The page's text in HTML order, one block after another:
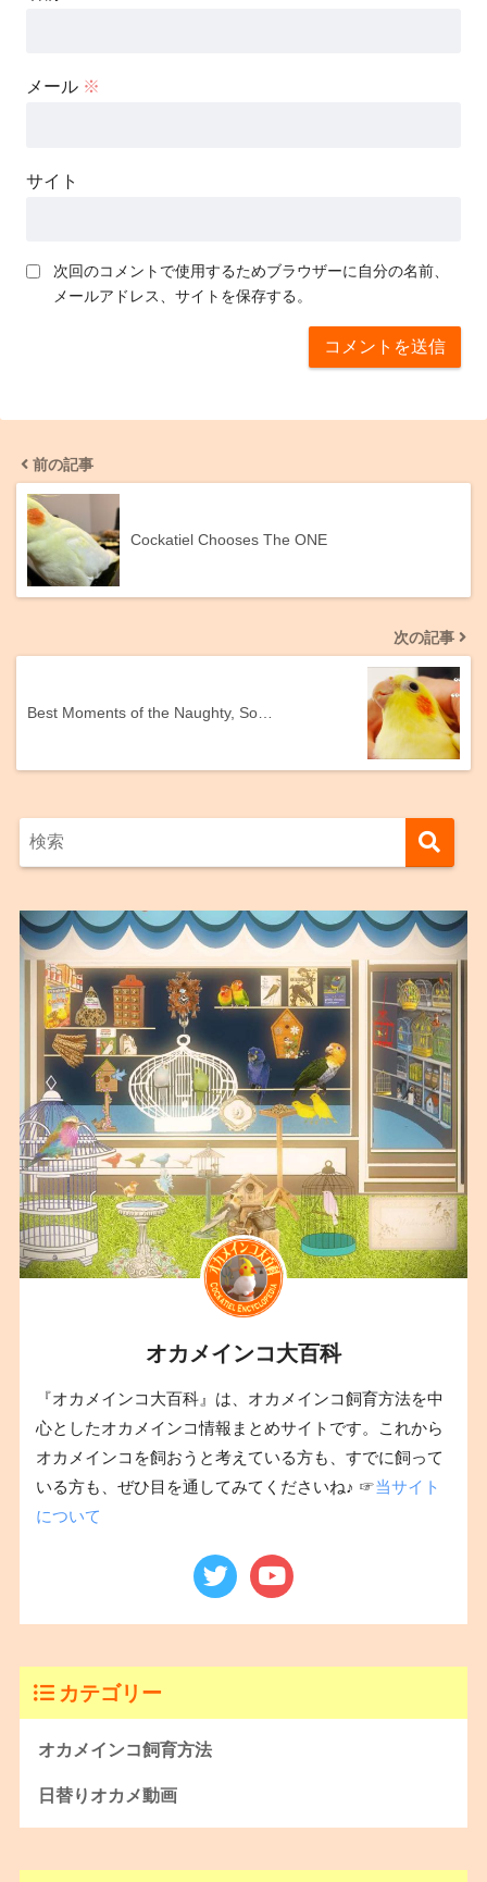
メール ※
サイト
次回のコメントで使用するためブラウザーに自分の名前、
メールアドレス、サイトを保存する。
前の記事
Cockatiel Chooses The ONE
次の記事
Best Moments of the Naughty, So…
オカメインコ大百科
『オカメインコ大百科』は、オカメインコ飼育方法を中
心としたオカメインコ情報まとめサイトです。これから
オカメインコを飼おうと考えている方も、すでに飼って
いる方も、ぜひ目を通してみてくださいね♪ ☞当サイト
について
カテゴリー
オカメインコ飼育方法
日替りオカメ動画